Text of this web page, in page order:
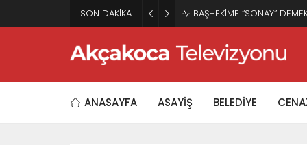
SON DAKİKA BAŞHEKİME “SONAY”
ANASAYFA ASAYİŞ BELEDİYE